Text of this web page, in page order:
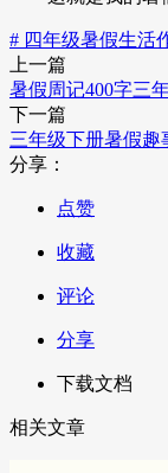
# 四年级暑假生活
上一篇
暑假周记400字三
下一篇
三年级下册暑假趣
分享：
点赞
收藏
评论
分享
下载文档
相关文章